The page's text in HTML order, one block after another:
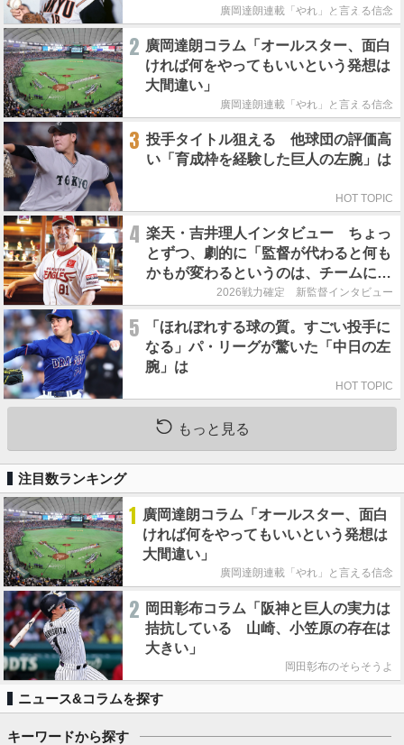
廣岡達朗連載「やれ」と言える信念
2 廣岡達朗コラム「オールスター、面白
ければ何をやってもいいという発想は
大間違い」
廣岡達朗連載「やれ」と言える信念
3 投手タイトル狙える 他球団の評価高
い「育成枠を経験した巨人の左腕」は
HOT TOPIC
4 楽天・吉井理人インタビュー ちょっ
とずつ、劇的に「監督が代わると何も
かもが変わるというのは、チームにと
って良くないことなんです」
2026戦力確定 新監督インタビュー
5
「ほれぼれする球の質。すごい投手に
なる」パ・リーグが驚いた「中日の左
腕」は
HOT TOPIC
もっと見る
注目数ランキング
1 廣岡達朗コラム「オールスター、面白
ければ何をやってもいいという発想は
大間違い」
廣岡達朗連載「やれ」と言える信念
2 岡田彰布コラム「阪神と巨人の実力は
拮抗している 山崎、小笠原の存在は
大きい」
岡田彰布のそらそうよ
ニュース&コラムを探す
キーワードから探す